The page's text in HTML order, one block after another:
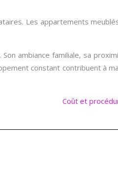
Les appartements
ambiance familiale, sa
constant contribuent à
Coût et